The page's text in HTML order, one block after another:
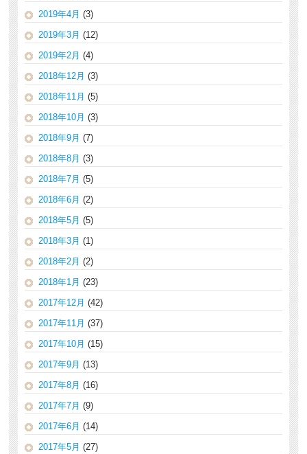
2019年4月 (3)
2019年3月 (12)
2019年2月 (4)
2018年12月 (3)
2018年11月 (5)
2018年10月 (3)
2018年9月 (7)
2018年8月 (3)
2018年7月 (5)
2018年6月 (2)
2018年5月 (5)
2018年3月 (1)
2018年2月 (2)
2018年1月 (23)
2017年12月 (42)
2017年11月 (37)
2017年10月 (15)
2017年9月 (13)
2017年8月 (16)
2017年7月 (9)
2017年6月 (14)
2017年5月 (27)